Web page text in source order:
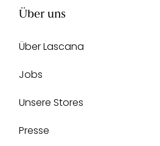
Über uns
Über Lascana
Jobs
Unsere Stores
Presse